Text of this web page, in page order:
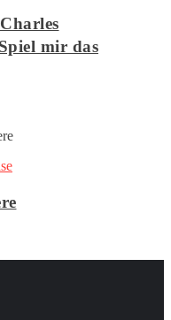
mir das